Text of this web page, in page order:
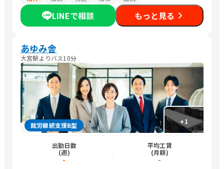
LINEで相談 もっと見る
あゆみ舎
大宮駅よりバス10分
+1
就労継続支援B型
出勤日数
(週)
-
平均工賃
(月額)
-